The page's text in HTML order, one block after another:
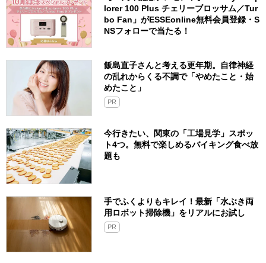
lorer 100 Plus チェリーブロッサム／Tur
bo Fan」がESSEonline無料会員登録・S
NSフォローで当たる！
飯島直子さんと考える更年期。自律神経
の乱れからくる不調で「やめたこと・始
めたこと」
PR
今行きたい、関東の「工場見学」スポッ
ト4つ。無料で楽しめるバイキング食べ放
題も
手でふくよりもキレイ！最新「水ぶき両
用ロボット掃除機」をリアルにお試し
PR